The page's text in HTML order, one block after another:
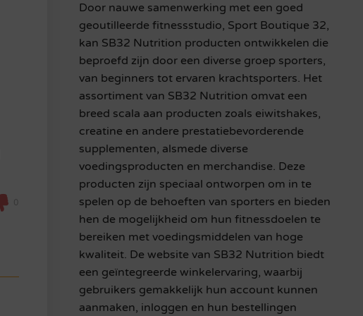
0
Door nauwe samenwerking met een goed
geoutilleerde fitnessstudio, Sport Boutique 32,
kan SB32 Nutrition producten ontwikkelen die
beproefd zijn door een diverse groep sporters,
van beginners tot ervaren krachtsporters. Het
assortiment van SB32 Nutrition omvat een
breed scala aan producten zoals eiwitshakes,
creatine en andere prestatiebevorderende
supplementen, alsmede diverse
voedingsproducten en merchandise. Deze
producten zijn speciaal ontworpen om in te
spelen op de behoeften van sporters en bieden
hen de mogelijkheid om hun fitnessdoelen te
bereiken met voedingsmiddelen van hoge
kwaliteit. De website van SB32 Nutrition biedt
een geïntegreerde winkelervaring, waarbij
gebruikers gemakkelijk hun account kunnen
aanmaken, inloggen en hun bestellingen